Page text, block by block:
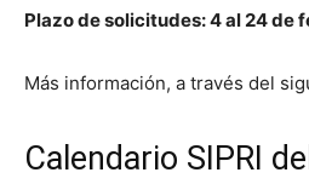
Plazo de solicitudes: 4 al 24 de
Más información, a través del
Calendario SIPRI